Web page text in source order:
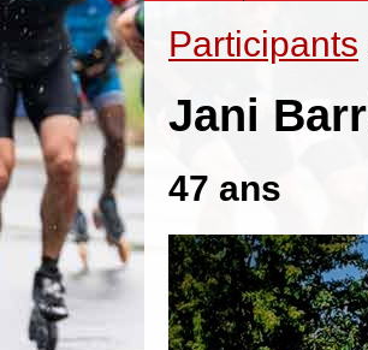
Participants
Jani
47 ans